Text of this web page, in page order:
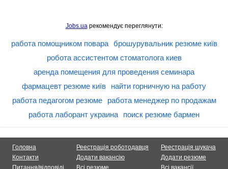
Jobs.uaрекомендує переглянути:
работа помощником повара
брошурувальник резюме київ
робота ассистентом стоматолога киев
аренда помещения для проведения семинара
фармацевт резюме київ
найти горничную на работу
работа педагогом резюме
работа менеджер по продажам
работа лаборант украина
поиск резюме бармен
Головна
Контакти
Питання/відповіді
Реестрація роботодавця
Додати вакансію
Всі резюме
Реестрація шукача
Додати резюме
Всі вакансії